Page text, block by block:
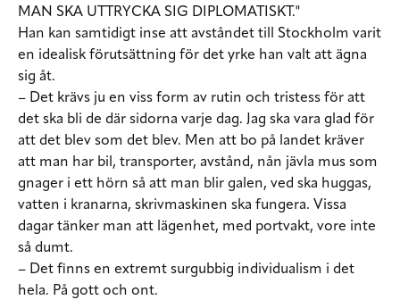
MAN SKA UTTRYCKA SIG DIPLOMATISKT."
Han kan samtidigt inse att avståndet till Stockholm varit
en idealisk förutsättning för det yrke han valt att ägna
sig åt.
– Det krävs ju en viss form av rutin och tristess för att
det ska bli de där sidorna varje dag. Jag ska vara glad för
att det blev som det blev. Men att bo på landet kräver
att man har bil, transporter, avstånd, nån jävla mus som
gnager i ett hörn så att man blir galen, ved ska huggas,
vatten i kranarna, skrivmaskinen ska fungera. Vissa
dagar tänker man att lägenhet, med portvakt, vore inte
så dumt.
– Det finns en extremt surgubbig individualism i det
hela. På gott och ont.